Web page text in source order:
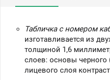
Табличка с номером
изготавливается из
толщиной 1,6
слоев: основы черного
лицевого слоя